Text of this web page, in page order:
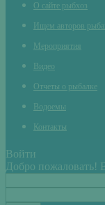
О сайте рыбхоз
Ищем авторов
Мероприятия
Видео
Отчеты о рыбалке
Водоемы
Контакты
Войти
Добро пожаловать!